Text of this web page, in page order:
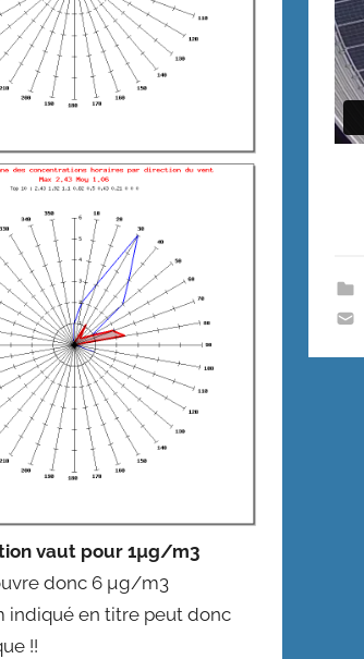
vaut pour 1µg/m3
donc 6 µg/m3
indiqué en titre peut donc
!!